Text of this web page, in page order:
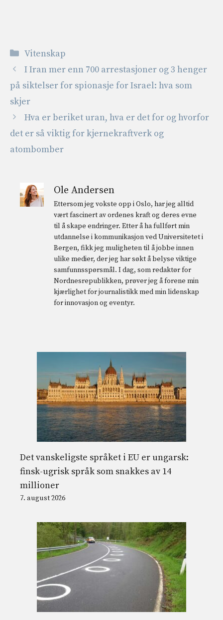
Kategorier
Vitenskap
I Iran mer enn 700 arrestasjoner og 3 henger
på siktelser for spionasje for Israel: hva som
skjer
Hva er beriket uran, hva er det for og hvorfor
det er så viktig for kjernekraftverk og
atombomber
Ole Andersen
Ettersom jeg vokste opp i Oslo, har jeg alltid
vært fascinert av ordenes kraft og deres evne
til å skape endringer. Etter å ha fullført min
utdannelse i kommunikasjon ved Universitetet i
Bergen, fikk jeg muligheten til å jobbe innen
ulike medier, der jeg har søkt å belyse viktige
samfunnsspørsmål. I dag, som redaktør for
Nordnesrepublikken, prøver jeg å forene min
kjærlighet for journalistikk med min lidenskap
for innovasjon og eventyr.
Det vanskeligste språket i EU er ungarsk:
finsk-ugrisk språk som snakkes av 14
millioner
7. august 2026